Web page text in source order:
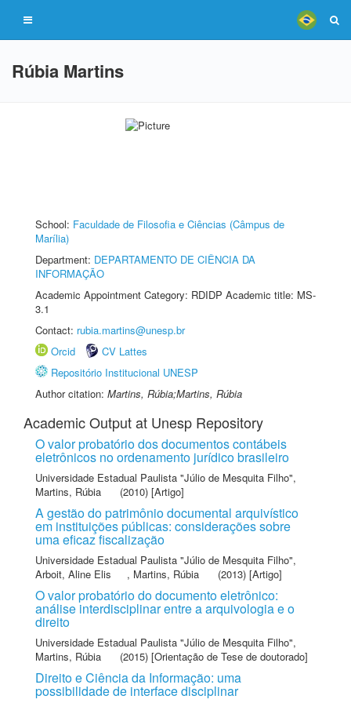
Rúbia Martins
School: Faculdade de Filosofia e Ciências (Câmpus de
Marília)
Department: DEPARTAMENTO DE CIÊNCIA DA
INFORMAÇÃO
Academic Appointment Category: RDIDP Academic title: MS-
3.1
Contact: rubia.martins@unesp.br
Orcid
CV Lattes
Repositório Institucional UNESP
Author citation: Martins, Rúbia;Martins, Rúbia
Academic Output at Unesp Repository
O valor probatório dos documentos contábeis
eletrônicos no ordenamento jurídico brasileiro
Universidade Estadual Paulista "Júlio de Mesquita Filho",
Martins, Rúbia
(2010) [Artigo]
A gestão do patrimônio documental arquivístico
em instituições públicas: considerações sobre
uma eficaz fiscalização
Universidade Estadual Paulista "Júlio de Mesquita Filho",
Arboit, Aline Elis
, Martins, Rúbia (2013) [Artigo]
O valor probatório do documento eletrônico:
análise interdisciplinar entre a arquivologia e o
direito
Universidade Estadual Paulista "Júlio de Mesquita Filho",
Martins, Rúbia
(2015) [Orientação de Tese de doutorado]
Direito e Ciência da Informação: uma
possibilidade de interface disciplinar